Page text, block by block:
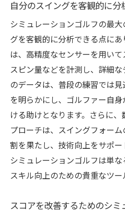
自分のスイングを客観的に分
シミュレーションゴルフの最
グを客観的に分析できる点に
は、高精度なセンサーを用いて
スピン量などを計測し、詳細
のデータは、普段の練習では
を明らかにし、ゴルファー自
ける助けとなります。さらに
プローチは、スイングフォー
割を果たし、技術向上をサポー
シミュレーションゴルフは単な
スキル向上のための貴重なツー
スコアを改善するためのシ